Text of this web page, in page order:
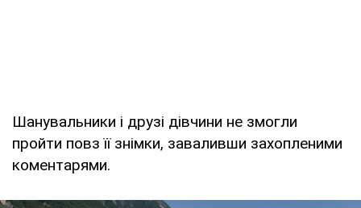
Шанувальники і друзі дівчини не змогли
пройти повз її знімки, заваливши захопленими
коментарями.